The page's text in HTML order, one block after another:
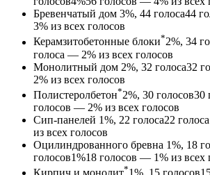
Бревенчатый дом 3%, 44 голоса44
3% из всех голосов
Керамзитобетонные блоки*2%, 34
голоса — 2% из всех голосов
Монолитный дом 2%, 32 голоса32
2% из всех голосов
Полистеролбетон*2%, 30 голосов30
голосов — 2% из всех голосов
Сип-панелей 1%, 22 голоса22 голоса
из всех голосов
Оцилиндрованного бревна 1%, 18
голосов1%18 голосов — 1% из всех
*